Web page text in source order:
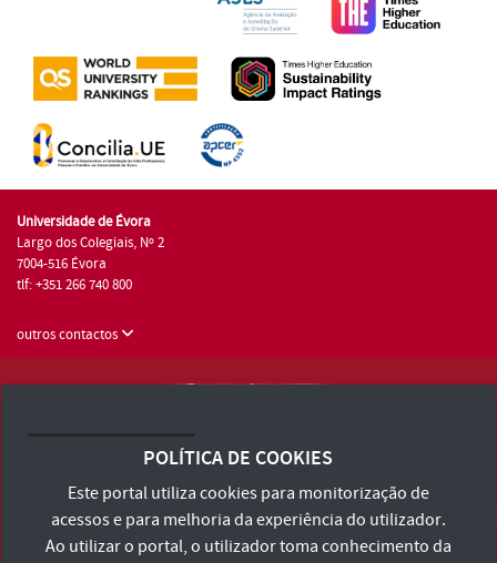
Universidade de Évora
Largo dos Colegiais, Nº 2
7004-516 Évora
tlf: +351 266 740 800
outros contactos
Consulte os Termos e Condições e Política de Privacidade
Declaração de Acessibilidade
POLÍTICA DE COOKIES
Este portal utiliza cookies para monitorização de
acessos e para melhoria da experiência do utilizador.
Ao utilizar o portal, o utilizador toma conhecimento da